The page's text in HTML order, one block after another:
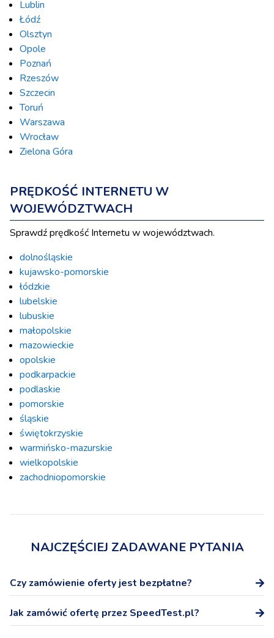
Lublin
Łódź
Olsztyn
Opole
Poznań
Rzeszów
Szczecin
Toruń
Warszawa
Wrocław
Zielona Góra
PRĘDKOŚĆ INTERNETU W
WOJEWÓDZTWACH
Sprawdź prędkość Internetu w województwach.
dolnośląskie
kujawsko-pomorskie
łódzkie
lubelskie
lubuskie
małopolskie
mazowieckie
opolskie
podkarpackie
podlaskie
pomorskie
śląskie
świętokrzyskie
warmińsko-mazurskie
wielkopolskie
zachodniopomorskie
NAJCZĘŚCIEJ ZADAWANE PYTANIA
Czy zamówienie oferty jest bezpłatne?
Tak, zamówienie oferty na stronie SpeedTest.pl nie wiąże
się z żadnymi dodatkowymi kosztami.
Jak zamówić ofertę przez SpeedTest.pl?